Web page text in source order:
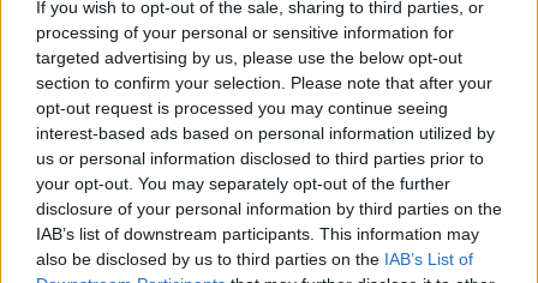
If you wish to opt-out of the sale, sharing to third parties, or
processing of your personal or sensitive information for
targeted advertising by us, please use the below opt-out
section to confirm your selection. Please note that after your
opt-out request is processed you may continue seeing
interest-based ads based on personal information utilized by
us or personal information disclosed to third parties prior to
your opt-out. You may separately opt-out of the further
disclosure of your personal information by third parties on the
IAB’s list of downstream participants. This information may
also be disclosed by us to third parties on the IAB’s List of
Joshua Jay szaminárium Budapesten
Helyszín: Leövey Gimnázium színházterme (9.
kerület, Vendel u.1. - Klinikák metrómegállónál)
Kezdés: JÚNIUS 3. (kedd) 18:00
Jegyár elővételben (május 31-ig): 3900 Ft